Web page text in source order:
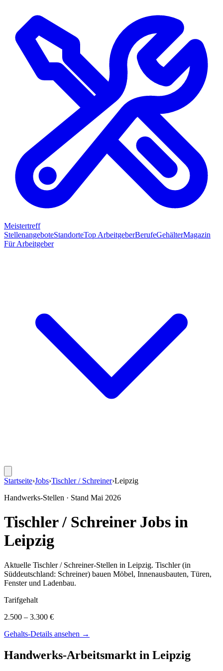
Meistertreff
StellenangeboteStandorteTop ArbeitgeberBerufeGehälterMagazin
Für Arbeitgeber
Startseite›Jobs›Tischler / Schreiner›Leipzig
Handwerks-Stellen · Stand Mai 2026
Tischler / SchreinerJobs in
Leipzig
Aktuelle Tischler / Schreiner-Stellen in Leipzig. Tischler (in
Süddeutschland: Schreiner) bauen Möbel, Innenausbauten, Türen,
Fenster und Ladenbau.
Tarifgehalt
2.500 – 3.300 €
Gehalts-Details ansehen →
Handwerks-Arbeitsmarkt in Leipzig